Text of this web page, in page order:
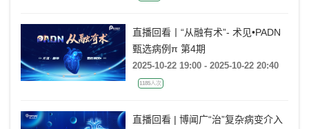
直播回看丨“从融有术”- 术见•PADN
甄选病例π 第4期
2025-10-22 19:00 - 2025-10-22 20:40
1185人次
直播回看 | 博闻广“治”复杂病变介入